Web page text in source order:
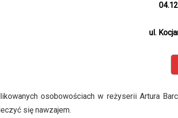
ul.
osobowościach w reżyserii Artura
się nawzajem.